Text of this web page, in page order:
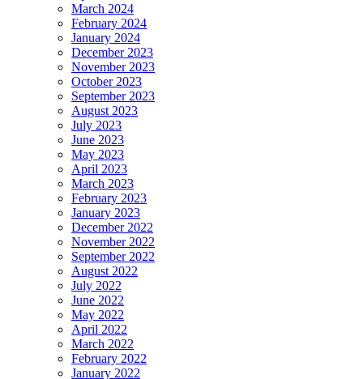
March 2024
February 2024
January 2024
December 2023
November 2023
October 2023
September 2023
August 2023
July 2023
June 2023
May 2023
April 2023
March 2023
February 2023
January 2023
December 2022
November 2022
September 2022
August 2022
July 2022
June 2022
May 2022
April 2022
March 2022
February 2022
January 2022